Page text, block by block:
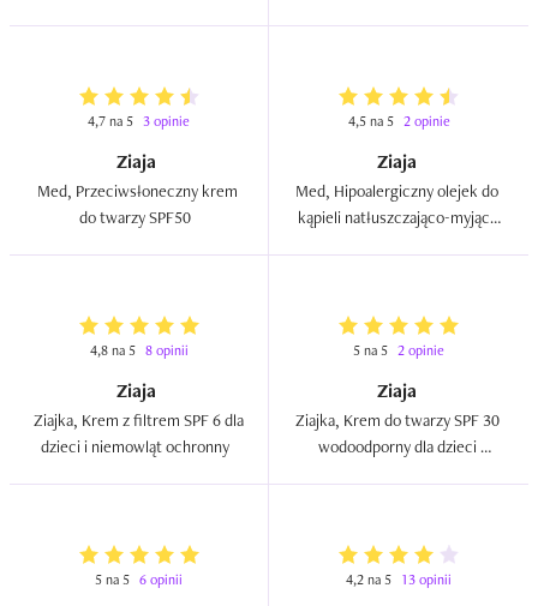
4,7 na 5 3 opinie
Ziaja
Med, Przeciwsłoneczny krem
4,5 na 5 2 opinie
Ziaja
Med, Hipoalergiczny olejek do
kąpieli natłuszczająco-myjący
4,8 na 5 8 opinii
Ziaja
Ziajka, Krem z filtrem SPF 6 dla
5 na 5 2 opinie
Ziaja
Ziajka, Krem do twarzy SPF 30
wodoodporny dla dzieci
5 na 5 6 opinii 4,2 na 5 13 opinii